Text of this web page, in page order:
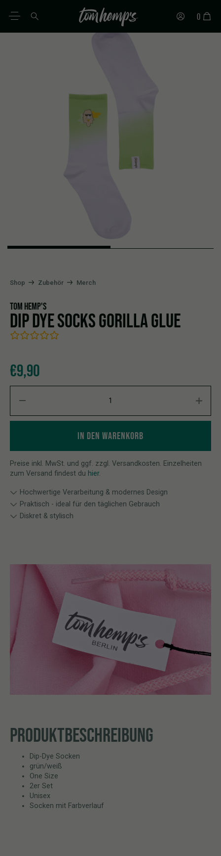
0
Shop Zubehör Merch
TOM HEMP'S
DIP DYE SOCKS GORILLA GLUE
€9,90
IN DEN WARENKORB
Preise inkl. MwSt. und ggf. zzgl. Versandkosten. Einzelheiten
zum Versand findest du hier.
Hochwertige Verarbeitung & modernes Design
Praktisch - ideal für den täglichen Gebrauch
Diskret & stylisch
PRODUKTBESCHREIBUNG
Dip-Dye Socken
grün/weiß
One Size
2er Set
Unisex
Socken mit Farbverlauf